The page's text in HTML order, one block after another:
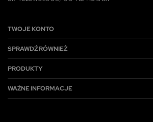
TWOJE KONTO
SPRAWDŹ RÓWNIEŻ
PRODUKTY
WAŻNE INFORMACJE